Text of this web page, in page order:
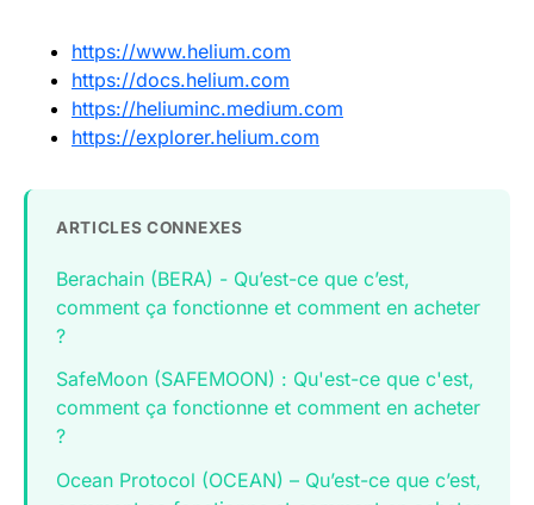
https://www.helium.com
https://docs.helium.com
https://heliuminc.medium.com
https://explorer.helium.com
ARTICLES CONNEXES
Berachain (BERA) - Qu’est-ce que c’est,
comment ça fonctionne et comment en acheter
?
SafeMoon (SAFEMOON) : Qu'est-ce que c'est,
comment ça fonctionne et comment en acheter
?
Ocean Protocol (OCEAN) – Qu’est-ce que c’est,